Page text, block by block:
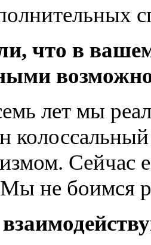
что в вашем
лет мы
Сейчас
не боимся